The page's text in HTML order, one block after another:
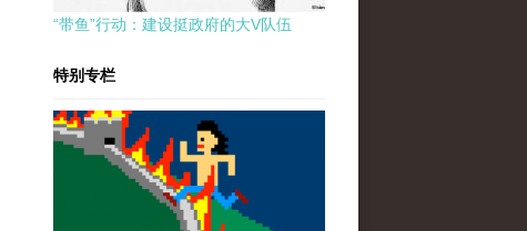
“带鱼”行动：建设挺政府的大V队伍
特别专栏